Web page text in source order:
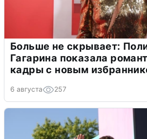
Больше не скрывает:
Гагарина показала
кадры с новым
6 августа 257